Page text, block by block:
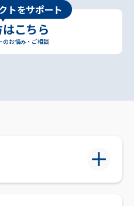
トをサポート
こちら
のお悩み・ご相談